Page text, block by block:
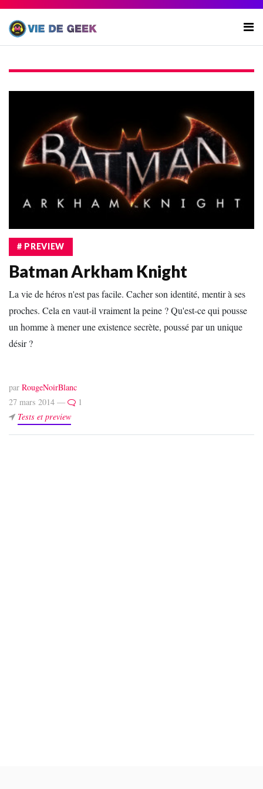
# PREVIEW
Batman Arkham Knight
La vie de héros n'est pas facile. Cacher son identité, mentir à ses
proches. Cela en vaut-il vraiment la peine ? Qu'est-ce qui pousse
un homme à mener une existence secrète, poussé par un unique
désir ?
par RougeNoirBlanc
27 mars 2014 —
1
Tests et preview